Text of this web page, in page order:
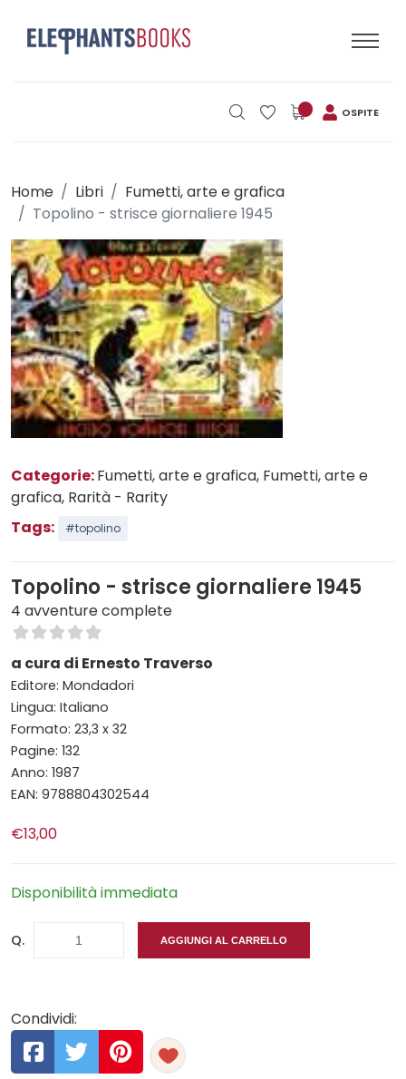
OSPITE
Home Libri
Fumetti, arte e grafica
Topolino - strisce giornaliere 1945
Categorie:Fumetti, arte e grafica, Fumetti, arte e
grafica, Rarità - Rarity
Tags:
#topolino
Topolino - strisce giornaliere 1945
4 avventure complete
a cura di Ernesto Traverso
Editore: Mondadori
Lingua: Italiano
Formato: 23,3 x 32
Pagine: 132
Anno: 1987
EAN: 9788804302544
€13,00
Disponibilità immediata
Q. AGGIUNGI AL CARRELLO
Condividi: